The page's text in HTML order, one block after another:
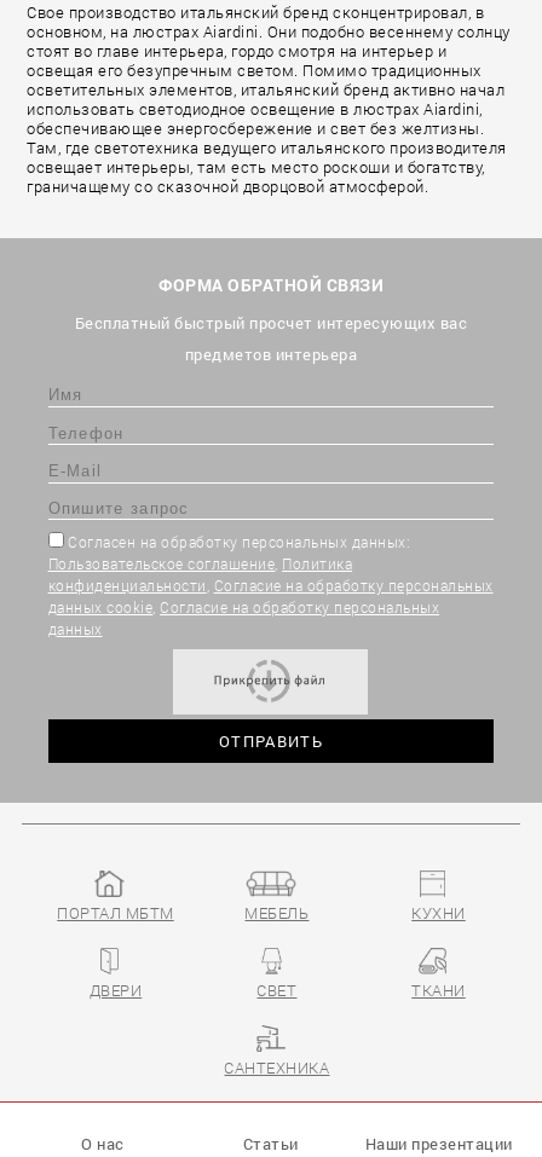
Свое производство итальянский бренд сконцентрировал, в
основном, на люстрах Aiardini. Они подобно весеннему солнцу
стоят во главе интерьера, гордо смотря на интерьер и
освещая его безупречным светом. Помимо традиционных
осветительных элементов, итальянский бренд активно начал
использовать светодиодное освещение в люстрах Aiardini,
обеспечивающее энергосбережение и свет без желтизны.
Там, где светотехника ведущего итальянского производителя
освещает интерьеры, там есть место роскоши и богатству,
граничащему со сказочной дворцовой атмосферой.
ФОРМА ОБРАТНОЙ СВЯЗИ
Бесплатный быстрый просчет интересующих вас
предметов интерьера
Согласен на обработку персональных данных:
Пользовательское соглашение, Политика
конфиденциальности, Согласие на обработку персональных
данных cookie, Согласие на обработку персональных
данных
ПОРТАЛ МБТМ МЕБЕЛЬ КУХНИ
ДВЕРИ СВЕТ ТКАНИ
САНТЕХНИКА
О нас Статьи
Наши презентации